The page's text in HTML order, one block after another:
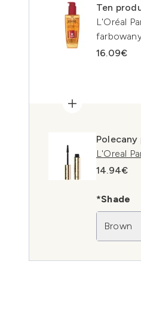
Ten
L'Oréal
16.09€
L'Oreal
14.94€
*Shade
Brown